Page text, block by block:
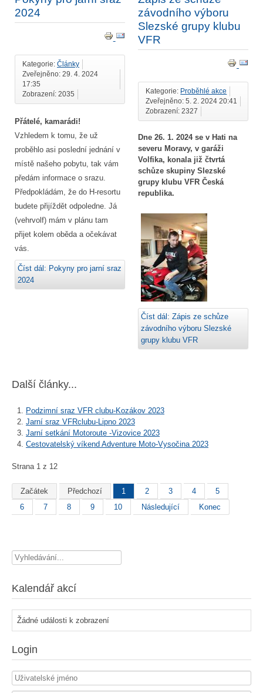
2024
Kategorie: Články
Zveřejněno: 29. 4. 2024
17:35
Zobrazení: 2035
Přátelé, kamarádi!
Vzhledem k tomu, že už
proběhlo asi poslední jednání v
místě našeho pobytu, tak vám
předám informace o srazu.
Předpokládám, že do H-resortu
budete přijíždět odpoledne. Já
(vehrvolf) mám v plánu tam
přijet kolem oběda a očekávat
vás.
Číst dál: Pokyny pro jarní sraz
2024
závodního výboru
Slezské grupy klubu
VFR
Kategorie: Proběhlé akce
Zveřejněno: 5. 2. 2024 20:41
Zobrazení: 2327
Dne 26. 1. 2024 se v Hati na
severu Moravy, v garáži
Volfika, konala již čtvrtá
schůze skupiny Slezské
grupy klubu VFR Česká
republika.
Číst dál: Zápis ze schůze
závodního výboru Slezské
grupy klubu VFR
Další články...
Podzimní sraz VFR clubu-Kozákov 2023
Jarní sraz VFRclubu-Lipno 2023
Jarní setkání Motoroute -Vizovice 2023
Cestovatelský víkend Adventure Moto-Vysočina 2023
Strana 1 z 12
Začátek Předchozí 1 2 3 4
5
6
7 8 9 10 Následující Konec
Vyhledávání...
Kalendář akcí
Žádné události k zobrazení
Login